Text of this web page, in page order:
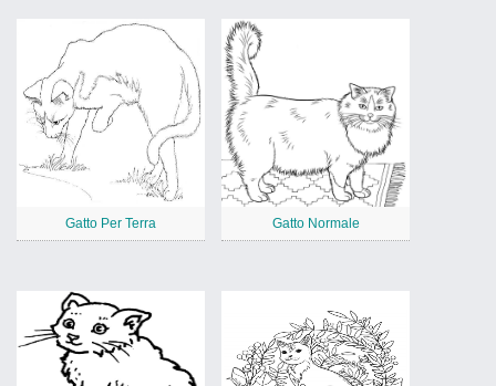
Gatto Per Terra Gatto Normale